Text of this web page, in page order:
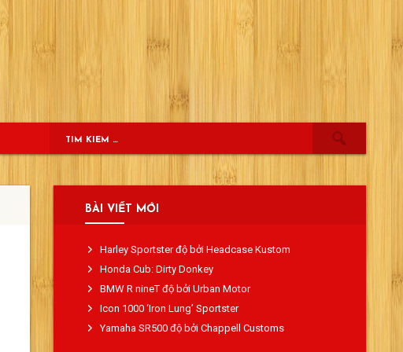
BÀI VIẾT MỚI
Harley Sportster độ bởi Headcase Kustom
Honda Cub: Dirty Donkey
BMW R nineT độ bởi Urban Motor
Icon 1000 ‘Iron Lung’ Sportster
Yamaha SR500 độ bởi Chappell Customs